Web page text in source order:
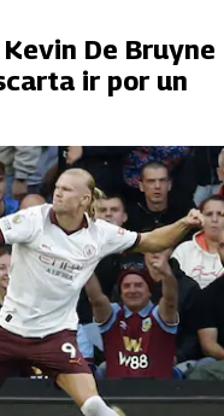
De Bruyne
ir por un